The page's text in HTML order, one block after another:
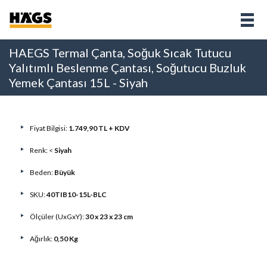
HAEGS Termal Çanta, Soğuk Sıcak Tutucu
Yalıtımlı Beslenme Çantası, Soğutucu Buzluk
Yemek Çantası 15L - Siyah
Fiyat Bilgisi: 1.749,90 TL + KDV
Renk: < Siyah
Beden: Büyük
SKU:40TIB10-15L-BLC
Ölçüler (UxGxY):30 x 23 x 23 cm
Ağırlık: 0,50 Kg